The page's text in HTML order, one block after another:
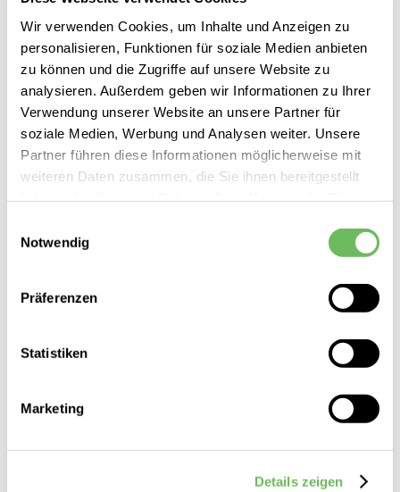
Wir verwenden Cookies, um Inhalte und Anzeigen zu
personalisieren, Funktionen für soziale Medien anbieten
zu können und die Zugriffe auf unsere Website zu
analysieren. Außerdem geben wir Informationen zu Ihrer
Verwendung unserer Website an unsere Partner für
soziale Medien, Werbung und Analysen weiter. Unsere
Partner führen diese Informationen möglicherweise mit
weiteren Daten zusammen, die Sie ihnen bereitgestellt
Notwendig
Präferenzen
Statistiken
Marketing
Details zeigen
Tamaris
Damen Riemchensandalen
59,95 €
34,99 €